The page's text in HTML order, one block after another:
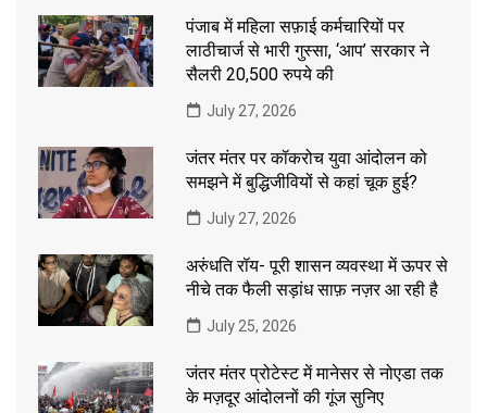
पंजाब में महिला सफ़ाई कर्मचारियों पर
लाठीचार्ज से भारी गुस्सा, ‘आप’ सरकार ने
सैलरी 20,500 रुपये की
July 27, 2026
जंतर मंतर पर कॉकरोच युवा आंदोलन को
समझने में बुद्धिजीवियों से कहां चूक हुई?
July 27, 2026
अरुंधति रॉय- पूरी शासन व्यवस्था में ऊपर से
नीचे तक फैली सड़ांध साफ़ नज़र आ रही है
July 25, 2026
जंतर मंतर प्रोटेस्ट में मानेसर से नोएडा तक
के मज़दूर आंदोलनों की गूंज सुनिए